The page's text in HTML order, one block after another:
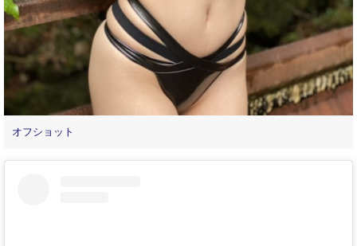
オフショット